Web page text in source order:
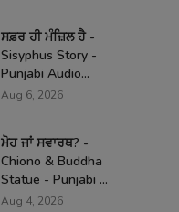
ਸਫ਼ਰ ਹੀ ਮੰਜ਼ਿਲ ਹੈ -
Sisyphus Story -
Punjabi Audio...
Aug 6, 2026
ਮੋਹ ਜਾਂ ਸਵਾਰਥ? -
Chiono & Buddha
Statue - Punjabi ...
Aug 4, 2026